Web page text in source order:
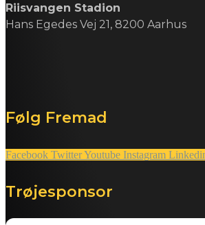
Riisvangen Stadion
Hans Egedes Vej 21, 8200 Aarhus
Følg Fremad
Facebook TwitterYoutube Instagram
Trøjesponsor